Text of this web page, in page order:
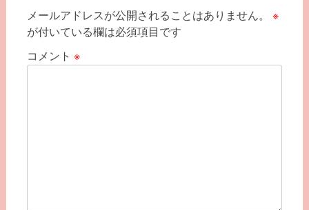
メールアドレスが公開されることはありません。
※
が付いている欄は必須項目です
コメント ※